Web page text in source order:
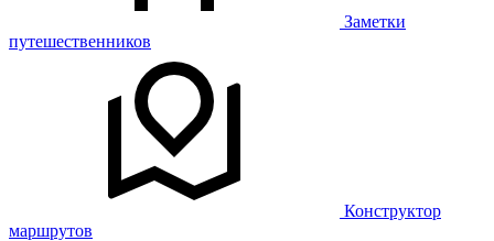
Заметки
путешественников
Конструктор
маршрутов